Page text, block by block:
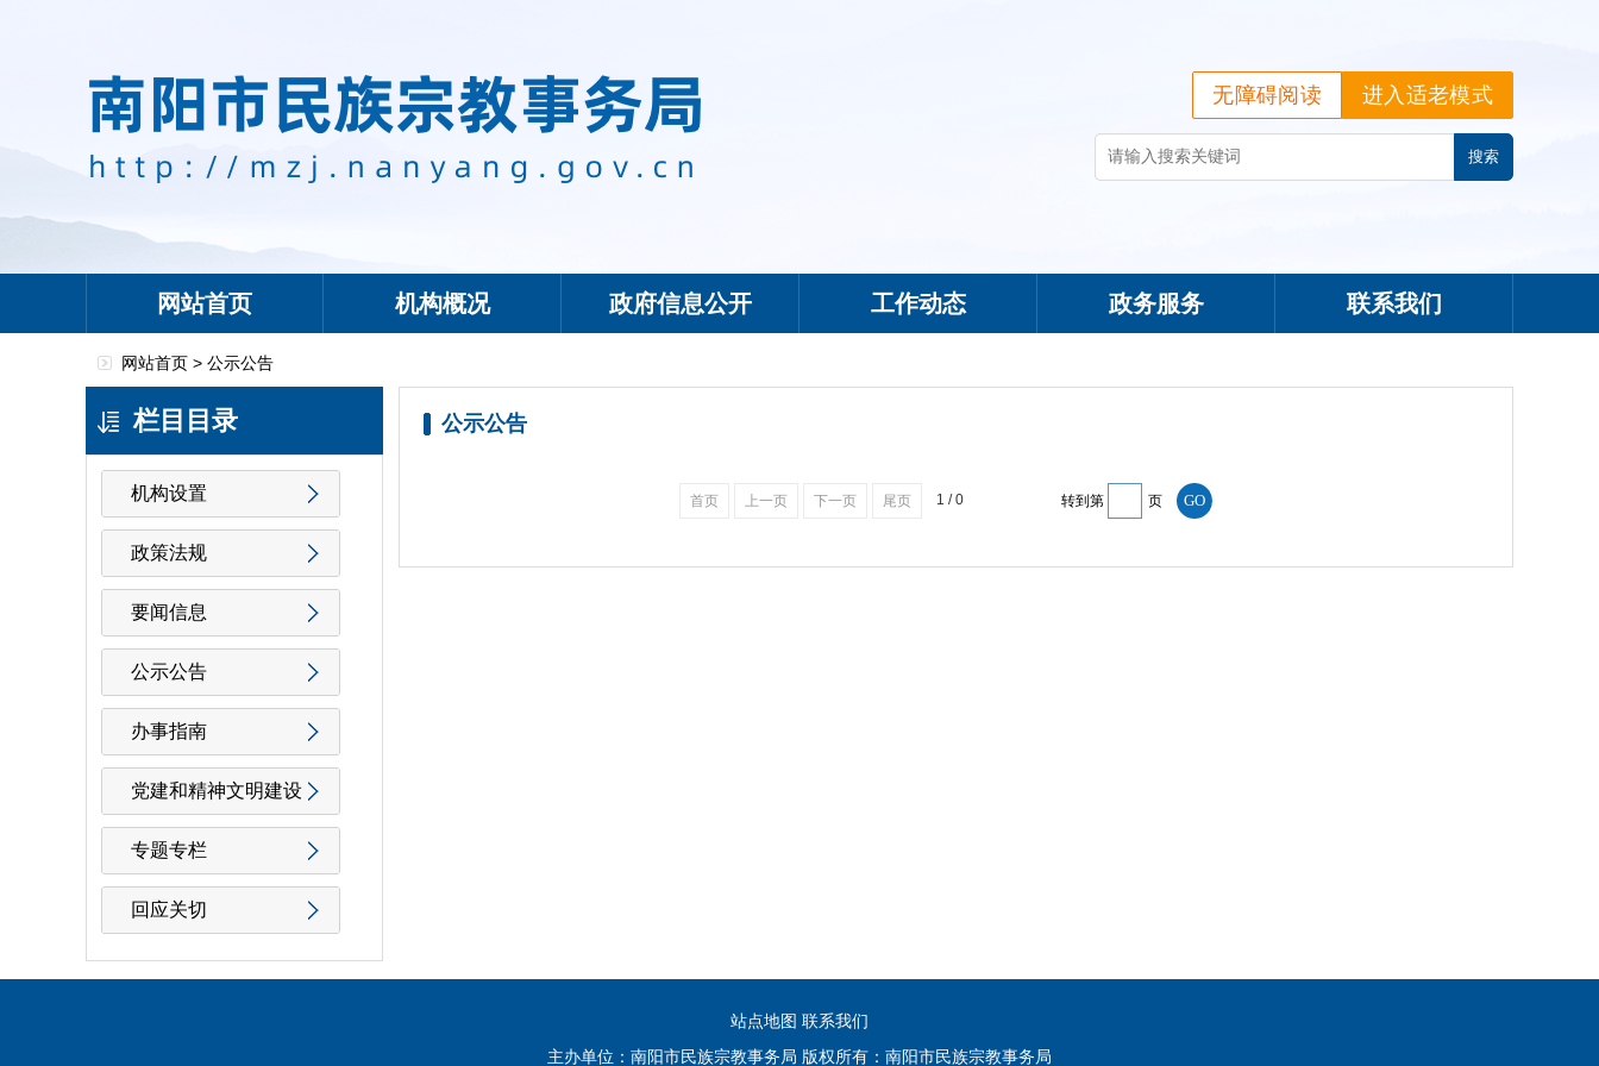
进入适老模式
无障碍阅读
网站首页 机构概况 政府信息公开 工作动态 政务服务 联系我们
网站首页 > 公示公告
栏目目录
机构设置
政策法规
要闻信息
公示公告
办事指南
党建和精神文明建设
专题专栏
回应关切
公示公告
首页 上一页 下一页 尾页 1 / 0 转到第 页
站点地图 联系我们
主办单位：南阳市民族宗教事务局 版权所有：南阳市民族宗教事务局